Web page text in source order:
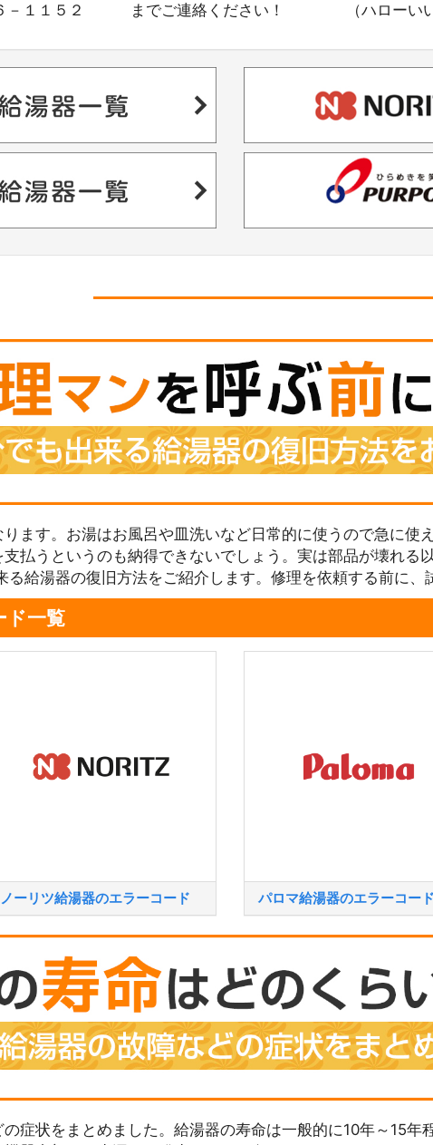
６－１１５２ までご連絡ください！ （ハローい
ます。お湯はお風呂や皿洗いなど日常的に使うので急に使
払うというのも納得できないでしょう。実は部品が壊れる
る給湯器の復旧方法をご紹介します。修理を依頼する前に、
ド一覧
ノーリツ給湯器のエラーコード パロマ給湯器のエラーコー
症状をまとめました。給湯器の寿命は一般的に10年～15